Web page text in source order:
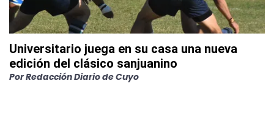
Universitario juega en su casa una nueva
edición del clásico sanjuanino
PorRedacción Diario de Cuyo